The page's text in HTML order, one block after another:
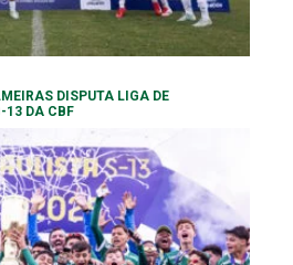
DISPUTA LIGA DE
13 DA CBF